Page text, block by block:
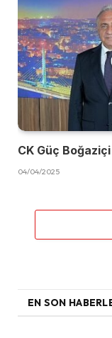
CK Güç
04/04/2025
EN SON